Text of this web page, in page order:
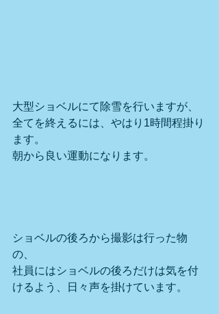
大型ショベルにて除雪を行いますが、
全てを終えるには、やはり1時間程掛り
ます。
朝から良い運動になります。
ショベルの後ろから撮影は行った物
の、
社員にはショベルの後ろだけは気を付
けるよう、日々声を掛けています。